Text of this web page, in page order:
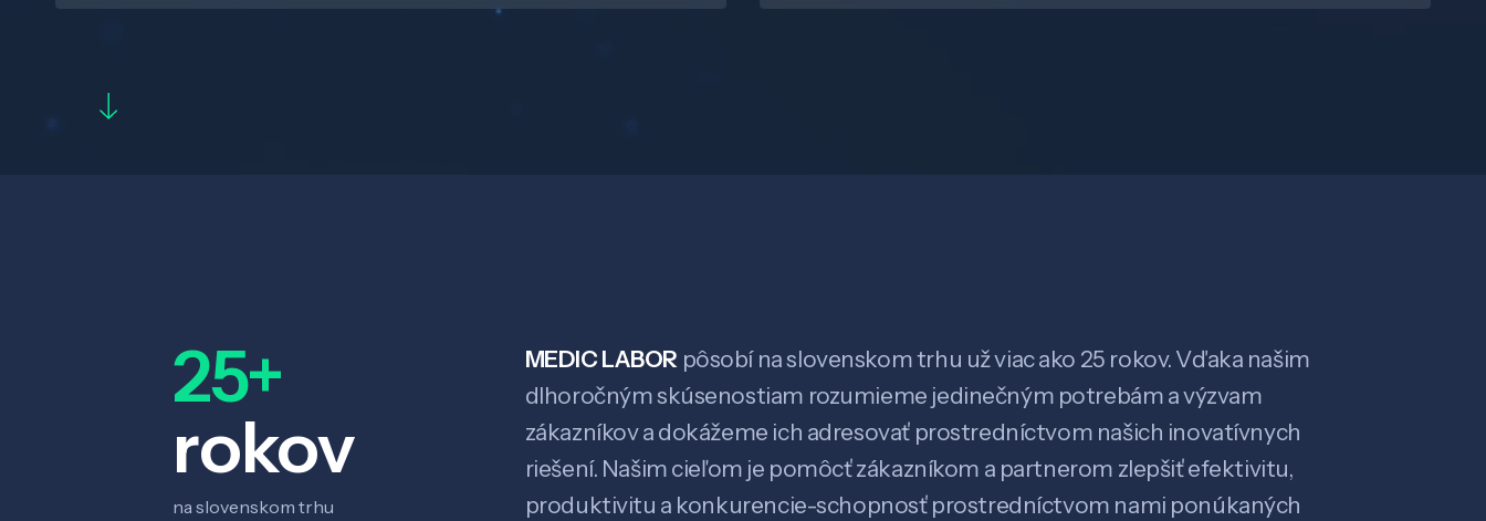
25+
rokov
na slovenskom trhu
MEDIC LABOR pôsobí na slovenskom trhu už viac ako 25 rokov. Vďaka našim
dlhoročným skúsenostiam rozumieme jedinečným potrebám a výzvam
zákazníkov a dokážeme ich adresovať prostredníctvom našich inovatívnych
riešení. Našim cieľom je pomôcť zákazníkom a partnerom zlepšiť efektivitu,
produktivitu a konkurencie-schopnosť prostredníctvom nami ponúkaných